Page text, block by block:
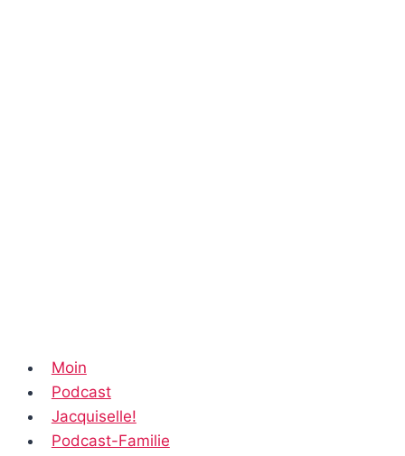
Moin
Podcast
Jacquiselle!
Podcast-Familie